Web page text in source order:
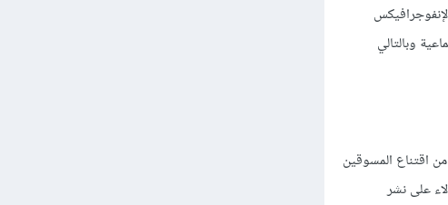
وبالتالي
اقتناع المسوقين
على نشر